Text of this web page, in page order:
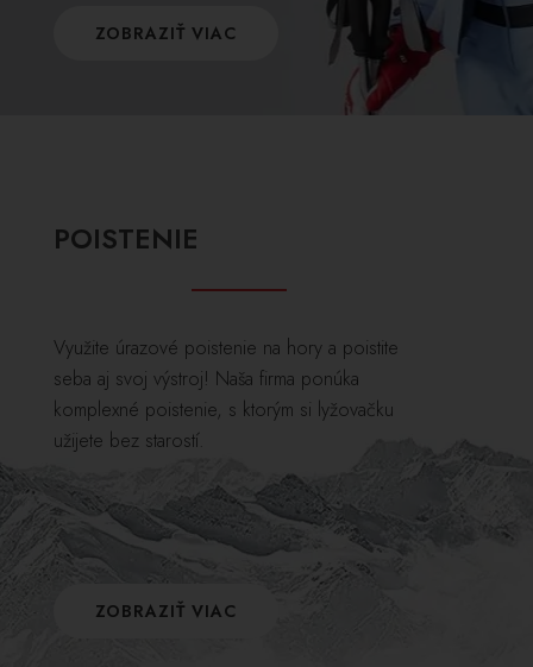
ZOBRAZIŤ VIAC
POISTENIE
Využite úrazové poistenie na hory a poistite
seba aj svoj výstroj! Naša firma ponúka
komplexné poistenie, s ktorým si lyžovačku
užijete bez starostí.
ZOBRAZIŤ VIAC